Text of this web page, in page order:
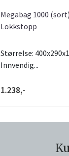
Megabag 1000
Lokkstopp
Størrelse:
Innvendig...
1.238,-